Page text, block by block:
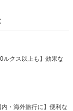
ルクス以上も】効果な
・海外旅行に】便利な